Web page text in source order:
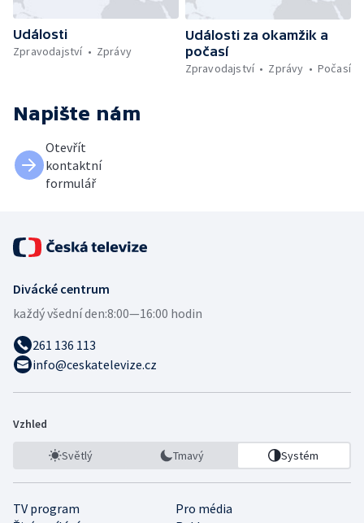
Události
Zpravodajství
Zprávy
Události za okamžik a
počasí
Zpravodajství
Zprávy Počasí
Napište nám
Otevřít
kontaktní
formulář
Divácké centrum
každý všední den:8:00—16:00 hodin
261 136 113
info@ceskatelevize.cz
Vzhled
Světlý Tmavý Systém
TV program
Pro média